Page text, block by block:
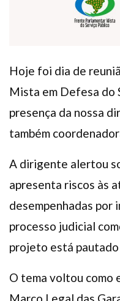
Hoje foi dia de
Mista em Defesa do
presença da nossa
também
A dirigente alertou
apresenta riscos às
desempenhadas por
processo judicial
projeto está pautado
O tema voltou como